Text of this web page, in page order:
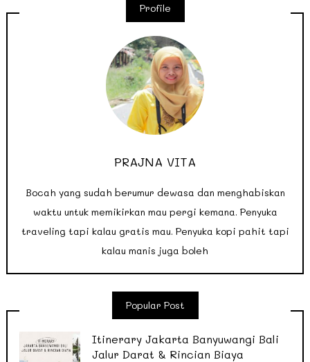
Profile
PRAJNA VITA
Bocah yang sudah berumur dewasa dan menghabiskan
waktu untuk memikirkan mau pergi kemana. Penyuka
traveling tapi kalau gratis mau. Penyuka kopi pahit tapi
kalau manis juga boleh
Popular Post
Itinerary Jakarta Banyuwangi Bali
Jalur Darat & Rincian Biaya